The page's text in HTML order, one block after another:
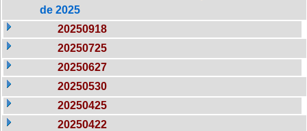
de 2025
20250918
20250725
20250627
20250530
20250425
20250422